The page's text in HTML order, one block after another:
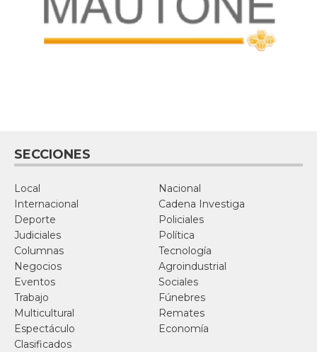
SECCIONES
Local
Nacional
Internacional
Cadena Investiga
Deporte
Policiales
Judiciales
Política
Columnas
Tecnología
Negocios
Agroindustrial
Eventos
Sociales
Trabajo
Fúnebres
Multicultural
Remates
Espectáculo
Economía
Clasificados